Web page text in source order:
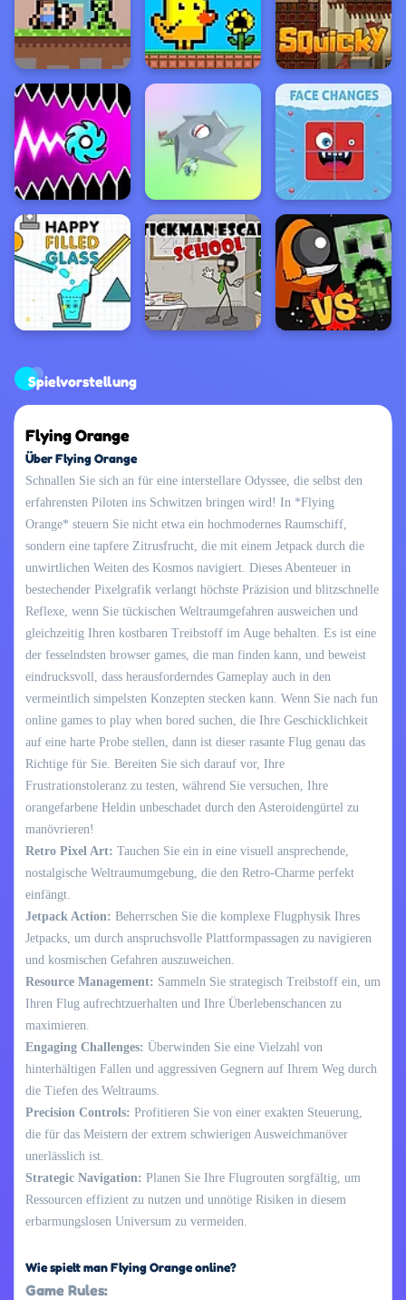
Spielvorstellung
Flying Orange
Über Flying Orange
Schnallen Sie sich an für eine interstellare Odyssee, die selbst den
erfahrensten Piloten ins Schwitzen bringen wird! In *Flying
Orange* steuern Sie nicht etwa ein hochmodernes Raumschiff,
sondern eine tapfere Zitrusfrucht, die mit einem Jetpack durch die
unwirtlichen Weiten des Kosmos navigiert. Dieses Abenteuer in
bestechender Pixelgrafik verlangt höchste Präzision und blitzschnelle
Reflexe, wenn Sie tückischen Weltraumgefahren ausweichen und
gleichzeitig Ihren kostbaren Treibstoff im Auge behalten. Es ist eine
der fesselndsten browser games, die man finden kann, und beweist
eindrucksvoll, dass herausforderndes Gameplay auch in den
vermeintlich simpelsten Konzepten stecken kann. Wenn Sie nach fun
online games to play when bored suchen, die Ihre Geschicklichkeit
auf eine harte Probe stellen, dann ist dieser rasante Flug genau das
Richtige für Sie. Bereiten Sie sich darauf vor, Ihre
Frustrationstoleranz zu testen, während Sie versuchen, Ihre
orangefarbene Heldin unbeschadet durch den Asteroidengürtel zu
manövrieren!
Retro Pixel Art: Tauchen Sie ein in eine visuell ansprechende,
nostalgische Weltraumumgebung, die den Retro-Charme perfekt
einfängt.
Jetpack Action: Beherrschen Sie die komplexe Flugphysik Ihres
Jetpacks, um durch anspruchsvolle Plattformpassagen zu navigieren
und kosmischen Gefahren auszuweichen.
Resource Management: Sammeln Sie strategisch Treibstoff ein, um
Ihren Flug aufrechtzuerhalten und Ihre Überlebenschancen zu
maximieren.
Engaging Challenges: Überwinden Sie eine Vielzahl von
hinterhältigen Fallen und aggressiven Gegnern auf Ihrem Weg durch
die Tiefen des Weltraums.
Precision Controls: Profitieren Sie von einer exakten Steuerung,
die für das Meistern der extrem schwierigen Ausweichmanöver
unerlässlich ist.
Strategic Navigation: Planen Sie Ihre Flugrouten sorgfältig, um
Ressourcen effizient zu nutzen und unnötige Risiken in diesem
erbarmungslosen Universum zu vermeiden.
Wie spielt man Flying Orange online?
Game Rules: